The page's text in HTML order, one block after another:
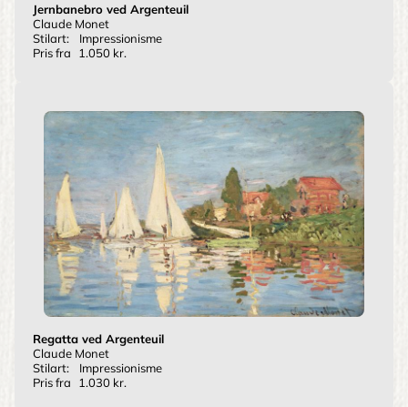
Jernbanebro ved Argenteuil
Claude Monet
Stilart:
Impressionisme
Pris fra
1.050 kr.
Regatta ved Argenteuil
Claude Monet
Stilart:
Impressionisme
Pris fra
1.030 kr.